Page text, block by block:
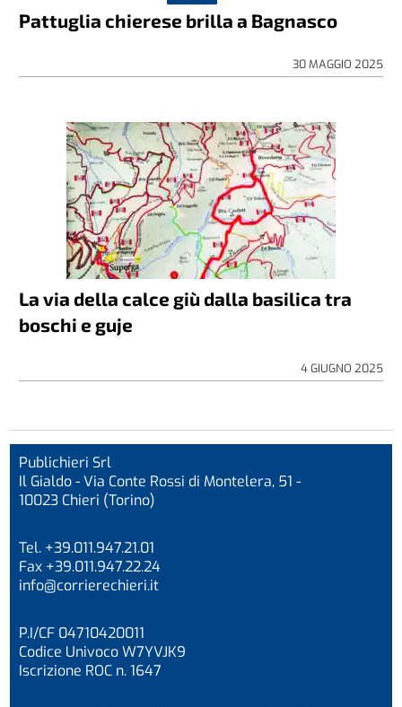
Pattuglia chierese brilla a Bagnasco
30 MAGGIO 2025
La via della calce giù dalla basilica tra
boschi e guje
4 GIUGNO 2025
Publichieri Srl
Il Gialdo - Via Conte Rossi di Montelera, 51 -
10023 Chieri (Torino)
Tel. +39.011.947.21.01
Fax +39.011.947.22.24
info@corrierechieri.it
P.I/CF 04710420011
Codice Univoco W7YVJK9
Iscrizione ROC n. 1647